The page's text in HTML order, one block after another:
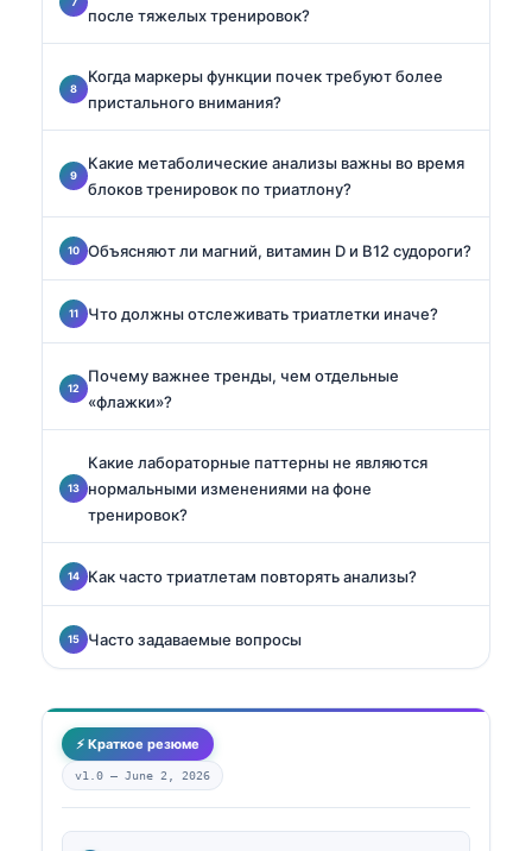
после тяжелых тренировок?
Когда маркеры функции почек требуют более
пристального внимания?
Какие метаболические анализы важны во время
блоков тренировок по триатлону?
Объясняют ли магний, витамин D и B12 судороги?
Что должны отслеживать триатлетки иначе?
Почему важнее тренды, чем отдельные
«флажки»?
Какие лабораторные паттерны не являются
нормальными изменениями на фоне
тренировок?
Как часто триатлетам повторять анализы?
Часто задаваемые вопросы
⚡ Краткое резюме
v1.0 — June 2, 2026